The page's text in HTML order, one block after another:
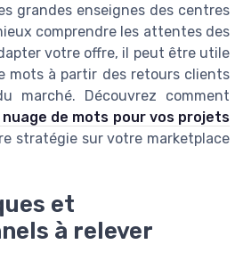
grandes enseignes des centres
comprendre les attentes des
votre offre, il peut être utile
mots à partir des retours clients
marché. Découvrez comment
de mots pour vos projets
stratégie sur votre marketplace
et
à relever